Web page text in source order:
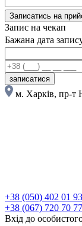
Записатись на
Запис на чекап
Бажана дата
записатися
м. Харків, пр-т
+38 (050) 402 01 93
+38 (067) 720 70 77
Вхід до